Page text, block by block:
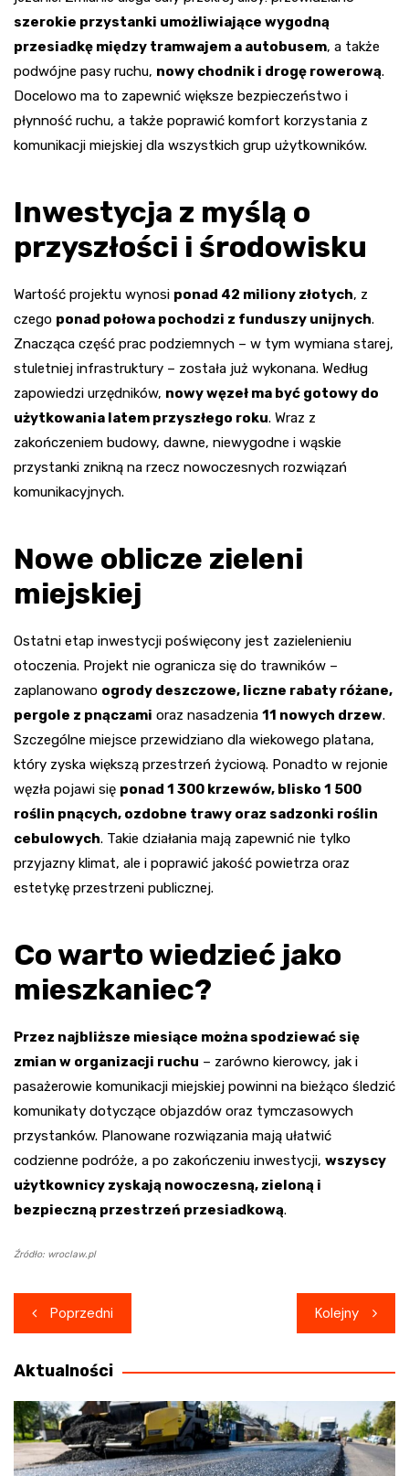
szerokie przystanki umożliwiające wygodną
przesiadkę między tramwajem a autobusem, a także
podwójne pasy ruchu, nowy chodnik i drogę rowerową.
Docelowo ma to zapewnić większe bezpieczeństwo i
płynność ruchu, a także poprawić komfort korzystania z
komunikacji miejskiej dla wszystkich grup użytkowników.
Inwestycja z myślą o
przyszłości i środowisku
Wartość projektu wynosi ponad 42 miliony złotych, z
czego ponad połowa pochodzi z funduszy unijnych.
Znacząca część prac podziemnych – w tym wymiana starej,
stuletniej infrastruktury – została już wykonana. Według
zapowiedzi urzędników, nowy węzeł ma być gotowy do
użytkowania latem przyszłego roku. Wraz z
zakończeniem budowy, dawne, niewygodne i wąskie
przystanki znikną na rzecz nowoczesnych rozwiązań
komunikacyjnych.
Nowe oblicze zieleni
miejskiej
Ostatni etap inwestycji poświęcony jest zazielenieniu
otoczenia. Projekt nie ogranicza się do trawników –
zaplanowano ogrody deszczowe, liczne rabaty różane,
pergole z pnączami oraz nasadzenia 11 nowych drzew.
Szczególne miejsce przewidziano dla wiekowego platana,
który zyska większą przestrzeń życiową. Ponadto w rejonie
węzła pojawi się ponad 1 300 krzewów, blisko 1 500
roślin pnących, ozdobne trawy oraz sadzonki roślin
cebulowych. Takie działania mają zapewnić nie tylko
przyjazny klimat, ale i poprawić jakość powietrza oraz
estetykę przestrzeni publicznej.
Co warto wiedzieć jako
mieszkaniec?
Przez najbliższe miesiące można spodziewać się
zmian w organizacji ruchu – zarówno kierowcy, jak i
pasażerowie komunikacji miejskiej powinni na bieżąco śledzić
komunikaty dotyczące objazdów oraz tymczasowych
przystanków. Planowane rozwiązania mają ułatwić
codzienne podróże, a po zakończeniu inwestycji, wszyscy
użytkownicy zyskają nowoczesną, zieloną i
bezpieczną przestrzeń przesiadkową.
Źródło: wroclaw.pl
Nawigacja
wpisu
Poprzedni Kolejny
Aktualności